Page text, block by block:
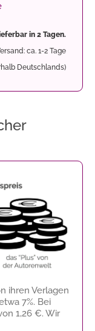
in 2 Tagen.
ca. 1-2 Tage
Deutschlands)
ihren Verlagen
7%. Bei
1,26 €. Wir